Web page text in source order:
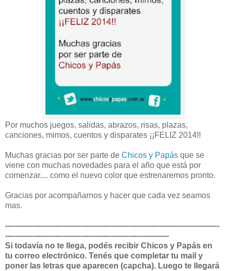
Por muchos juegos, salidas, abrazos, risas, plazas,
canciones, mimos, cuentos y disparates ¡¡FELIZ 2014!!
Muchas gracias por ser parte de Chicos y Papás que se
viene con muchas novedades para el año que está por
comenzar.... como el nuevo color que estrenaremos pronto.
Gracias por acompañarnos y hacer que cada vez seamos
mas.
-------------------------------------------------------------------------------------
-----------------------------------------------------------------
Si todavía no te llega, podés recibir Chicos y Papás en
tu correo electrónico. Tenés que completar tu mail y
poner las letras que aparecen (capcha). Luego te llegará